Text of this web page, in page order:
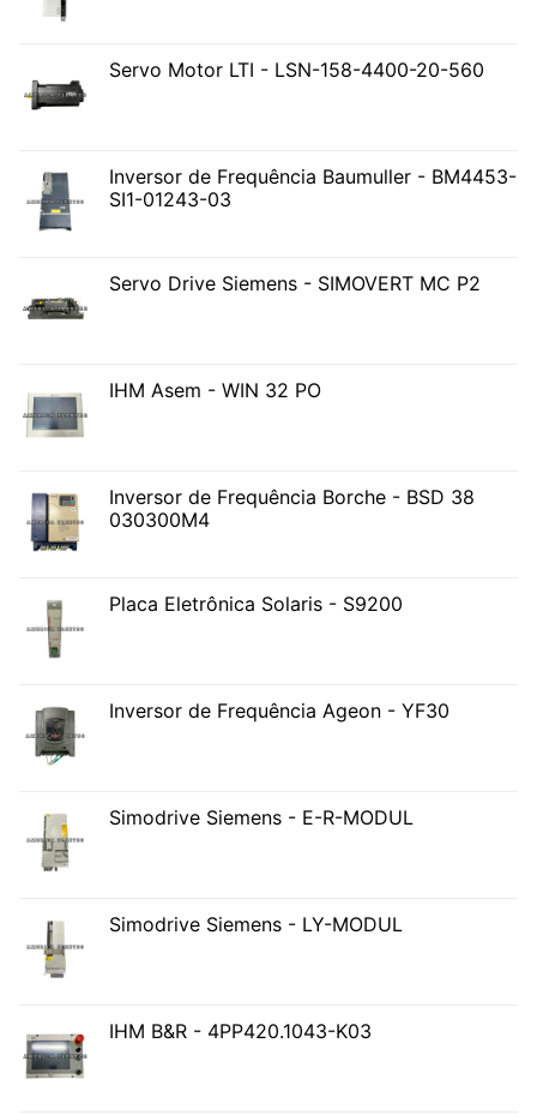
Servo Motor LTI - LSN-158-4400-20-560
Inversor de Frequência Baumuller - BM4453-
SI1-01243-03
Servo Drive Siemens - SIMOVERT MC P2
IHM Asem - WIN 32 PO
Inversor de Frequência Borche - BSD 38
030300M4
Placa Eletrônica Solaris - S9200
Inversor de Frequência Ageon - YF30
Simodrive Siemens - E-R-MODUL
Simodrive Siemens - LY-MODUL
IHM B&R - 4PP420.1043-K03